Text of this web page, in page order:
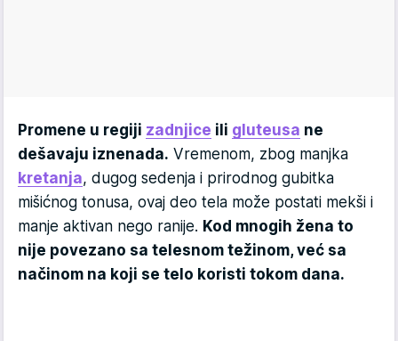
Promene u regiji zadnjice ili gluteusa ne
dešavaju iznenada. Vremenom, zbog manjka
kretanja, dugog sedenja i prirodnog gubitka
mišićnog tonusa, ovaj deo tela može postati mekši i
manje aktivan nego ranije. Kod mnogih žena to
nije povezano sa telesnom težinom, već sa
načinom na koji se telo koristi tokom dana.